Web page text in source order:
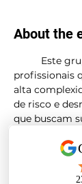
About the
profissionais
alta
de risco e
que buscam
e